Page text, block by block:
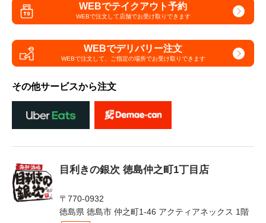
WEBでテイクアウト予約
WEBで注文して店舗でお受け取りできます
WEBでデリバリー注文
WEBで注文して、 ご指定の場所でお受け取りできます
その他サービスから注文
目利きの銀次 徳島仲之町1丁目店
〒770-0932
徳島県 徳島市 仲之町1-46 アクティアネックス 1階